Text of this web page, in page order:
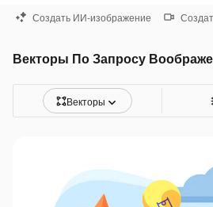
Создать ИИ-изображение
Векторы По Запросу
Векторы